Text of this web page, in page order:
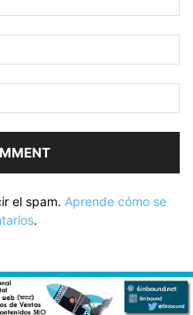
el spam. Aprende cómo se
.